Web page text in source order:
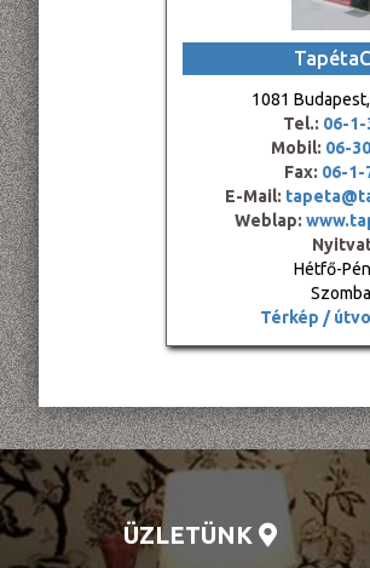
1081
Tel.: 06-1-
Mobil: 06-
Fax: 06-1-
E-Mail:
Weblap:
Hétfő-
Térkép /
ÜZLETÜNK